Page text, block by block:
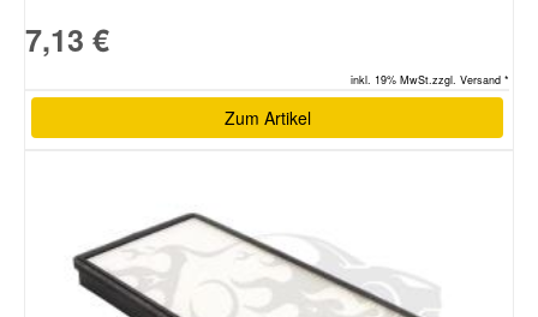
7,13 €
inkl. 19% MwSt.zzgl. Versand *
Zum Artikel